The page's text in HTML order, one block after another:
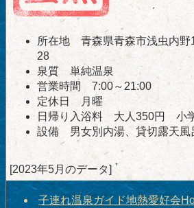
所在地 青森県青森市浅虫内
28
泉質 単純温泉
営業時間 7:00～21:00
定休日 月曜
日帰り入浴料 大人350円 小
設備 男女別内湯、貸切露天風
[2023年5月のデータ]
子連れ温泉ガイド地熱愛好会